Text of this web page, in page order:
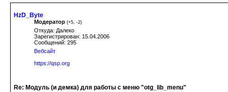
HzD_Byte
Модератор (+5 -2)
Откуда: Далеко
Зарегистрирован: 15.04.2006
Сообщений: 295
Вебсайт
https://qsp.org
Re: Модуль (и демка) для работы с меню "otg_lib_menu"